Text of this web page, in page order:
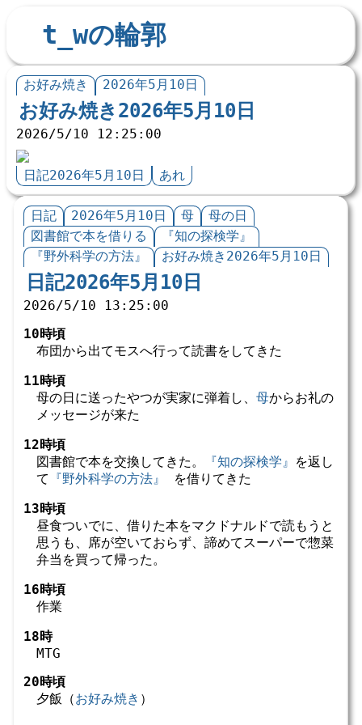
t_wの輪郭
お好み焼き 2026年5月10日
お好み焼き2026年5月10日
2026/5/10 12:25:00
日記2026年5月10日 あれ
日記 2026年5月10日 母
母の日
図書館で本を借りる
『知の探検学』
『野外科学の方法』
お好み焼き2026年5月10日
日記2026年5月10日
2026/5/10 13:25:00
10時頃
布団から出てモスへ行って読書をしてきた
11時頃
母の日に送ったやつが実家に弾着し、 母からお礼の
メッセージが来た
12時頃
図書館で本を交換してきた。
『知の探検学』 を返し
て 『野外科学の方法』
を借りてきた
13時頃
昼食ついでに、借りた本をマクドナルドで読もうと
思うも、席が空いておらず、諦めてスーパーで惣菜
弁当を買って帰った。
16時頃
作業
18時
MTG
20時頃
夕飯（お好み焼き ）